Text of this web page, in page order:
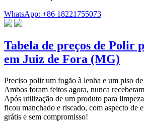
WhatsApp: +86 18221755073
Tabela de preços de Polir
em Juiz de Fora (MG)
Preciso polir um fogão à lenha e um piso
Ambos foram feitos agora, nunca
Após utilização de um produto para
ficou manchado e riscado, com aspecto de
grátis e sem compromisso!